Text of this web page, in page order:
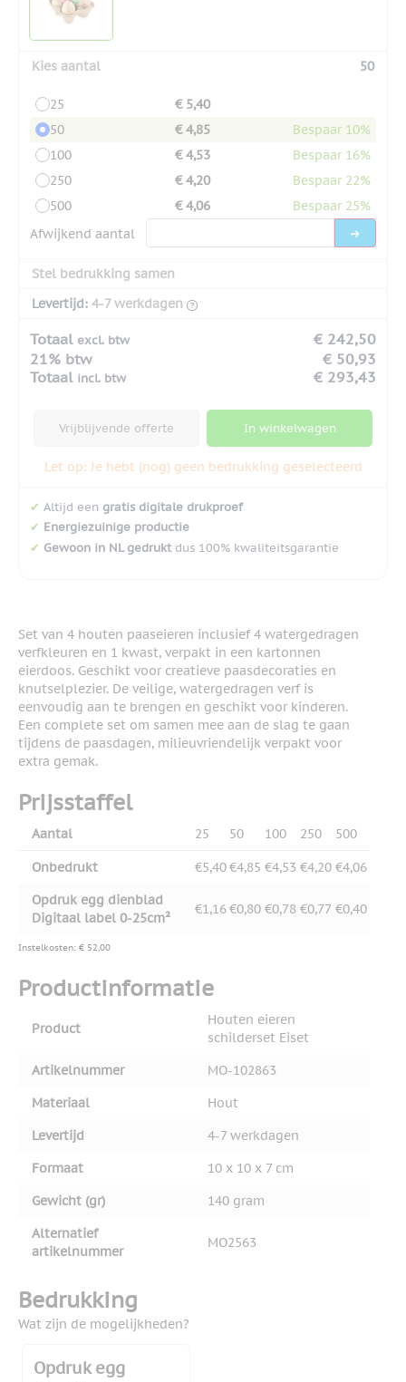
Kies aantal 50
25
€ 5,40
50
€ 4,85
Bespaar 10%
100
€ 4,53
Bespaar 16%
250
€ 4,20
Bespaar 22%
500
€ 4,06
Bespaar 25%
Afwijkend aantal
Stel bedrukking samen
Levertijd: 4-7 werkdagen
Totaal excl. btw
€ 242,50
21% btw
€ 50,93
Totaal incl. btw € 293,43
Vrijblijvende offerte In winkelwagen
Let op: Je hebt (nog) geen bedrukking geselecteerd
✔ Altijd een gratis digitale drukproef
✔ Energiezuinige productie
✔ Gewoon in NL gedruktdus 100% kwaliteitsgarantie
Set van 4 houten paaseieren inclusief 4 watergedragen
verfkleuren en 1 kwast, verpakt in een kartonnen
eierdoos. Geschikt voor creatieve paasdecoraties en
knutselplezier. De veilige, watergedragen verf is
eenvoudig aan te brengen en geschikt voor kinderen.
Een complete set om samen mee aan de slag te gaan
tijdens de paasdagen, milieuvriendelijk verpakt voor
extra gemak.
Prijsstaffel
Aantal 25 50 100 250 500
Onbedrukt €5,40€4,85 €4,53 €4,20 €4,06
Opdruk egg dienblad
Digitaal label 0-25cm²
€1,16€0,80 €0,78 €0,77 €0,40
Instelkosten: € 52,00
Productinformatie
Product
Houten eieren
schilderset Eiset
Artikelnummer
MO-102863
Materiaal
Hout
Levertijd
4-7 werkdagen
Formaat
10 x 10 x 7 cm
Gewicht (gr)
140 gram
Alternatief
artikelnummer
MO2563
Bedrukking
Wat zijn de mogelijkheden?
Opdruk egg